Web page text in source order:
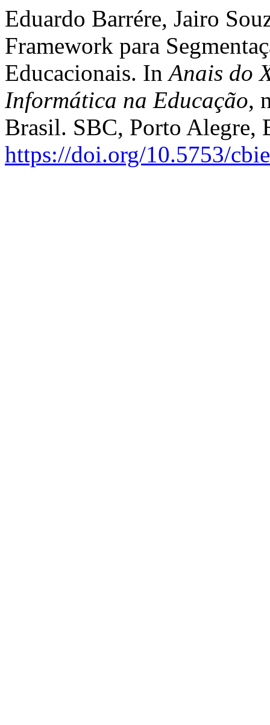
Eduardo Barrére, Jairo
Framework para
Educacionais. InAnais do
Informática na Educação,
Brasil. SBC, Porto Alegre,
https://doi.org/10.5753/